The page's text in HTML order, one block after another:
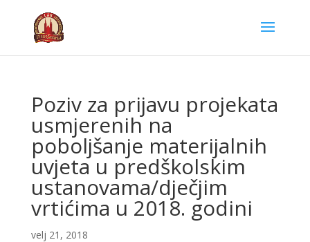
Poziv za prijavu projekata
usmjerenih na
poboljšanje materijalnih
uvjeta u predškolskim
ustanovama/dječjim
vrtićima u 2018. godini
velj 21, 2018